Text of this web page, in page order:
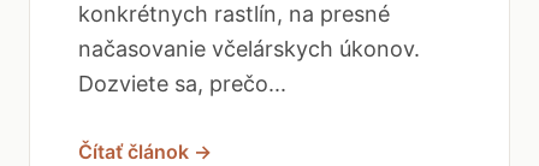
konkrétnych rastlín, na presné
načasovanie včelárskych úkonov.
Dozviete sa, prečo...
Čítať článok →